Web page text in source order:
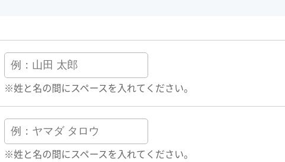
※姓と名の間にスペースを入れてください。
※姓と名の間にスペースを入れてください。